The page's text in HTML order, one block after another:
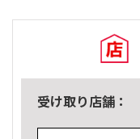
受け取り店舗：